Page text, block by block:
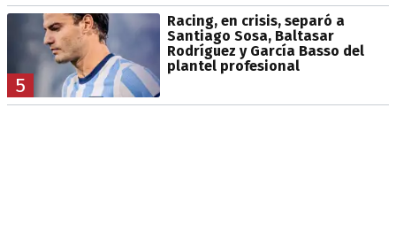
5
Racing, en crisis, separó a
Santiago Sosa, Baltasar
Rodríguez y García Basso del
plantel profesional